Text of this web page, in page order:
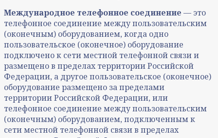
Международное телефонное соединение — это
телефонное соединение между пользовательским
(оконечным) оборудованием, когда одно
пользовательское (оконечное) оборудование
подключено к сети местной телефонной связи и
размещено в пределах территории Российской
Федерации, а другое пользовательское (оконечное)
оборудование размещено за пределами
территории Российской Федерации, или
телефонное соединение между пользовательским
(оконечным) оборудованием, подключенным к
сети местной телефонной связи в пределах